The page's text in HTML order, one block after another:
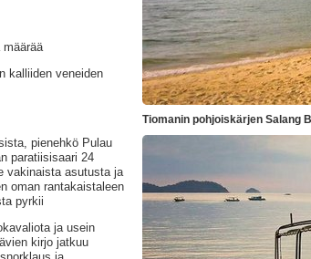
kalliiden veneiden
pienehkö Pulau
paratiisisaari 24
vakinaista asutusta ja
oman rantakaistaleen
pyrkii
ja usein
kirjo jatkuu
Tiomanin pohjoiskärjen Salang